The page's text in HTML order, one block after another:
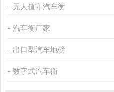
无人值守汽车衡
汽车衡厂家
出口型汽车地磅
数字式汽车衡